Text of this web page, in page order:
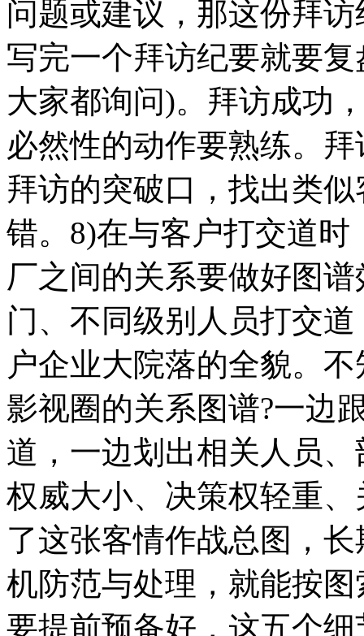
问题或建议，那这份拜
写完一个拜访纪要就要
大家都询问)。拜访成功
必然性的动作要熟练。
拜访的突破口，找出类
错。8)在与客户打交道
厂之间的关系要做好图
门、不同级别人员打交
户企业大院落的全貌。
影视圈的关系图谱?一边
道，一边划出相关人员
权威大小、决策权轻重
了这张客情作战总图，
机防范与处理，就能按
要提前预备好，这五个